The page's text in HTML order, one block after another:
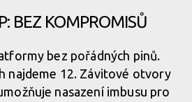
BEZ KOMPROMISŮ
bez pořádných pinů.
najdeme 12. Závitové otvory
nasazení imbusu pro